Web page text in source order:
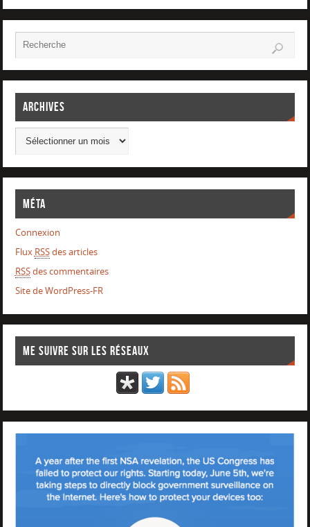
Archives
Méta
Connexion
Flux RSSdes articles
RSSdes commentaires
Site de WordPress-FR
Me suivre sur les réseaux